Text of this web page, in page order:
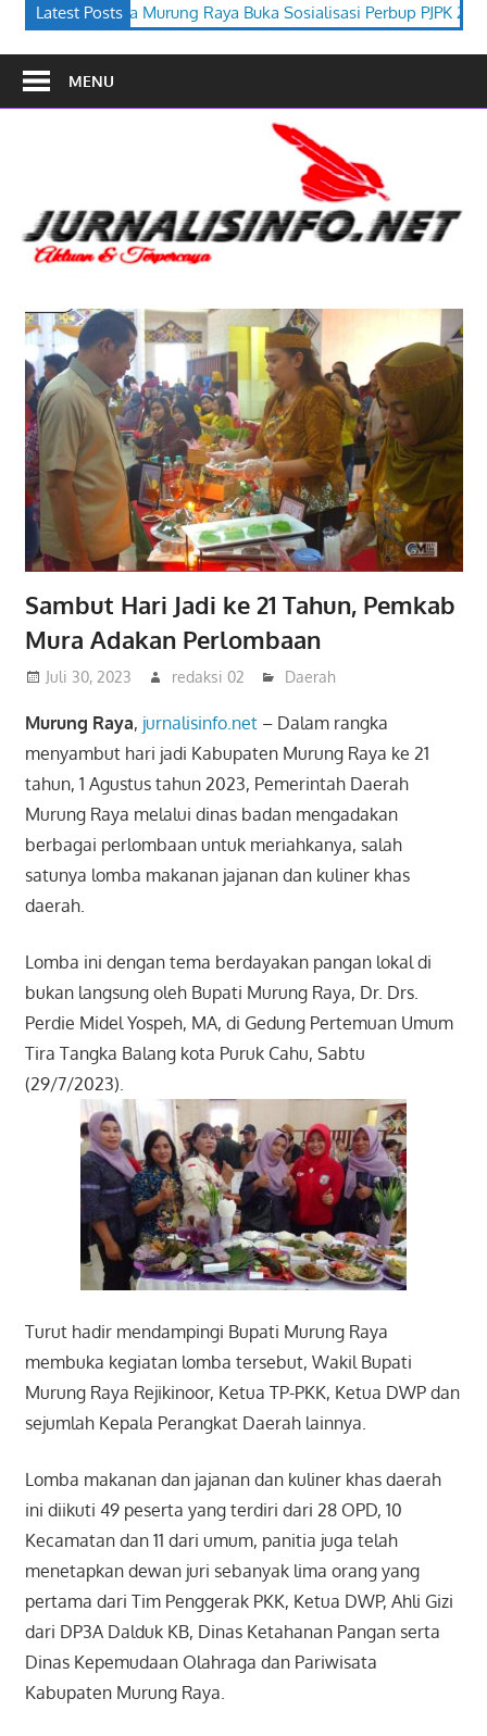
Latest Posts
Buka Sosialisasi Perbup PJPK 2026–2030 Festival Budaya
MENU
Sambut Hari Jadi ke 21 Tahun, Pemkab
Mura Adakan Perlombaan
Juli 30, 2023 redaksi 02 Daerah
Murung Raya, jurnalisinfo.net– Dalam rangka
menyambut hari jadi Kabupaten Murung Raya ke 21
tahun, 1 Agustus tahun 2023, Pemerintah Daerah
Murung Raya melalui dinas badan mengadakan
berbagai perlombaan untuk meriahkanya, salah
satunya lomba makanan jajanan dan kuliner khas
daerah.
Lomba ini dengan tema berdayakan pangan lokal di
bukan langsung oleh Bupati Murung Raya, Dr. Drs.
Perdie Midel Yospeh, MA, di Gedung Pertemuan Umum
Tira Tangka Balang kota Puruk Cahu, Sabtu
(29/7/2023).
Turut hadir mendampingi Bupati Murung Raya
membuka kegiatan lomba tersebut, Wakil Bupati
Murung Raya Rejikinoor, Ketua TP-PKK, Ketua DWP dan
sejumlah Kepala Perangkat Daerah lainnya.
Lomba makanan dan jajanan dan kuliner khas daerah
ini diikuti 49 peserta yang terdiri dari 28 OPD, 10
Kecamatan dan 11 dari umum, panitia juga telah
menetapkan dewan juri sebanyak lima orang yang
pertama dari Tim Penggerak PKK, Ketua DWP, Ahli Gizi
dari DP3A Dalduk KB, Dinas Ketahanan Pangan serta
Dinas Kepemudaan Olahraga dan Pariwisata
Kabupaten Murung Raya.